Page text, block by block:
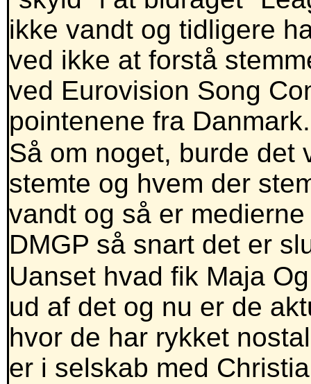
ikke vandt og tidligere
ved ikke at forstå
ved Eurovision Song
pointenene fra Danmark.
Så om noget, burde
stemte og hvem der
vandt og så er
DMGP så snart det er
Uanset hvad fik Maja
ud af det og nu er de
hvor de har rykket
er i selskab med